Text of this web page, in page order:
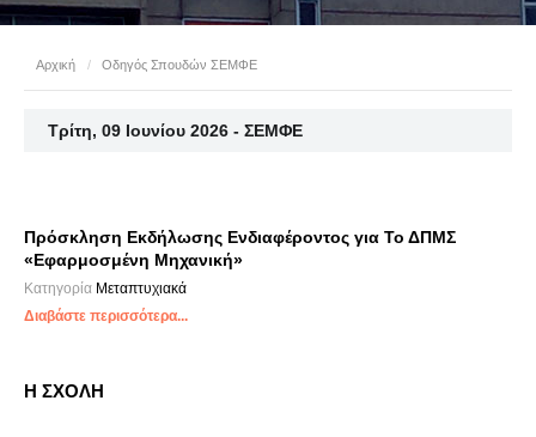
Αρχική / Οδηγός Σπουδών ΣΕΜΦΕ
Τρίτη, 09 Ιουνίου 2026 - ΣΕΜΦΕ
Πρόσκληση Εκδήλωσης Ενδιαφέροντος για Το ΔΠΜΣ
«Εφαρμοσμένη Μηχανική»
Κατηγορία Μεταπτυχιακά
Διαβάστε περισσότερα...
Η ΣΧΟΛΗ